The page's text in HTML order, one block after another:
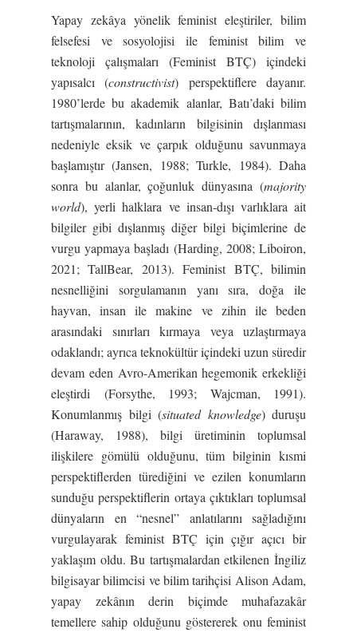
Yapay zekâya yönelik feminist eleştiriler, bilim
felsefesi ve sosyolojisi ile feminist bilim ve
teknoloji çalışmaları (Feminist BTÇ) içindeki
yapısalcı (constructivist) perspektiflere dayanır.
1980’lerde bu akademik alanlar, Batı’daki bilim
tartışmalarının, kadınların bilgisinin dışlanması
nedeniyle eksik ve çarpık olduğunu savunmaya
başlamıştır (Jansen, 1988; Turkle, 1984). Daha
sonra bu alanlar, çoğunluk dünyasına (majority
world), yerli halklara ve insan-dışı varlıklara ait
bilgiler gibi dışlanmış diğer bilgi biçimlerine de
vurgu yapmaya başladı (Harding, 2008; Liboiron,
2021; TallBear, 2013). Feminist BTÇ, bilimin
nesnelliğini sorgulamanın yanı sıra, doğa ile
hayvan, insan ile makine ve zihin ile beden
arasındaki sınırları kırmaya veya uzlaştırmaya
odaklandı; ayrıca teknokültür içindeki uzun süredir
devam eden Avro-Amerikan hegemonik erkekliği
eleştirdi (Forsythe, 1993; Wajcman, 1991).
Konumlanmış bilgi (situated knowledge) duruşu
(Haraway, 1988), bilgi üretiminin toplumsal
ilişkilere gömülü olduğunu, tüm bilginin kısmi
perspektiflerden türediğini ve ezilen konumların
sunduğu perspektiflerin ortaya çıktıkları toplumsal
dünyaların en “nesnel” anlatılarını sağladığını
vurgulayarak feminist BTÇ için çığır açıcı bir
yaklaşım oldu. Bu tartışmalardan etkilenen İngiliz
bilgisayar bilimcisi ve bilim tarihçisi Alison Adam,
yapay zekânın derin biçimde muhafazakâr
temellere sahip olduğunu göstererek onu feminist